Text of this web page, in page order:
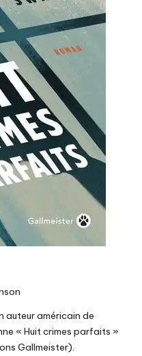
auteur américain de
« Huit crimes parfaits »
Gallmeister).